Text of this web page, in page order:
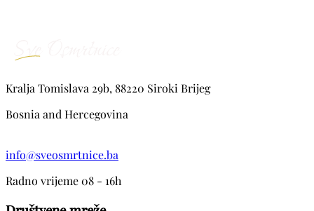
Kralja Tomislava 29b, 88220 Siroki Brijeg
Bosnia and Hercegovina
info@sveosmrtnice.ba
Radno vrijeme 08 - 16h